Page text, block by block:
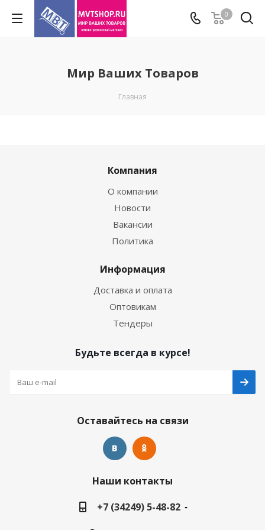
0
Мир Ваших Товаров
Главная
Компания
О компании
Новости
Вакансии
Политика
Информация
Доставка и оплата
Оптовикам
Тендеры
Будьте всегда в курсе!
Оставайтесь на связи
Наши контакты
+7 (34249) 5-48-82